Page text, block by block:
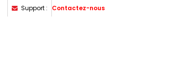
Support : Contactez-nous